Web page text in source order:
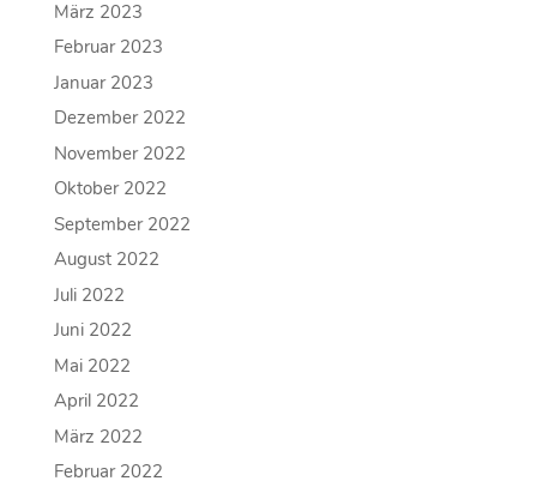
März 2023
Februar 2023
Januar 2023
Dezember 2022
November 2022
Oktober 2022
September 2022
August 2022
Juli 2022
Juni 2022
Mai 2022
April 2022
März 2022
Februar 2022